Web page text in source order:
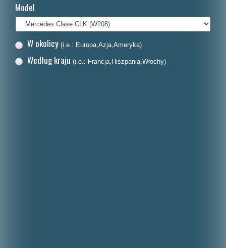
Italiano
Dansk
Model
W okolicy (i.e.: Europa,Azja,Ameryka)
Według kraju (i.e.: Francja,Hiszpania,Włochy)